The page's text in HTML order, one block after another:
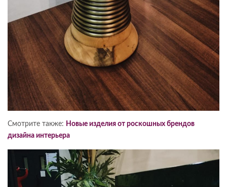
Смотрите также: Новые изделия от роскошных брендов
дизайна интерьера